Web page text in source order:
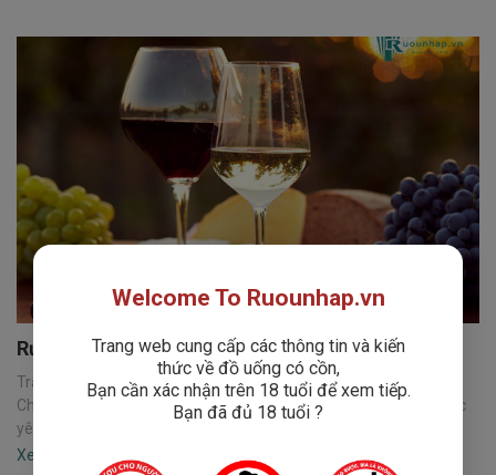
Rượu vang được làm từ những loại nho nào?
Trả lời cho câu hỏi : Rượu vang được làm từ những loại nho nào?
Chúng ta đều biết Rượu vang là một trong những thức uống được
yêu thích...
Xem thêm
Welcome To Ruounhap.vn
Trang web cung cấp các thông tin và kiến
thức về đồ uống có cồn,
Bạn cần xác nhận trên 18 tuổi để xem tiếp.
Bạn đã đủ 18 tuổi ?